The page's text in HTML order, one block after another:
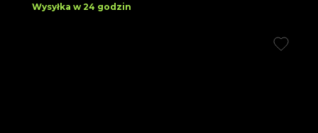
Wysyłka w 24 godzin